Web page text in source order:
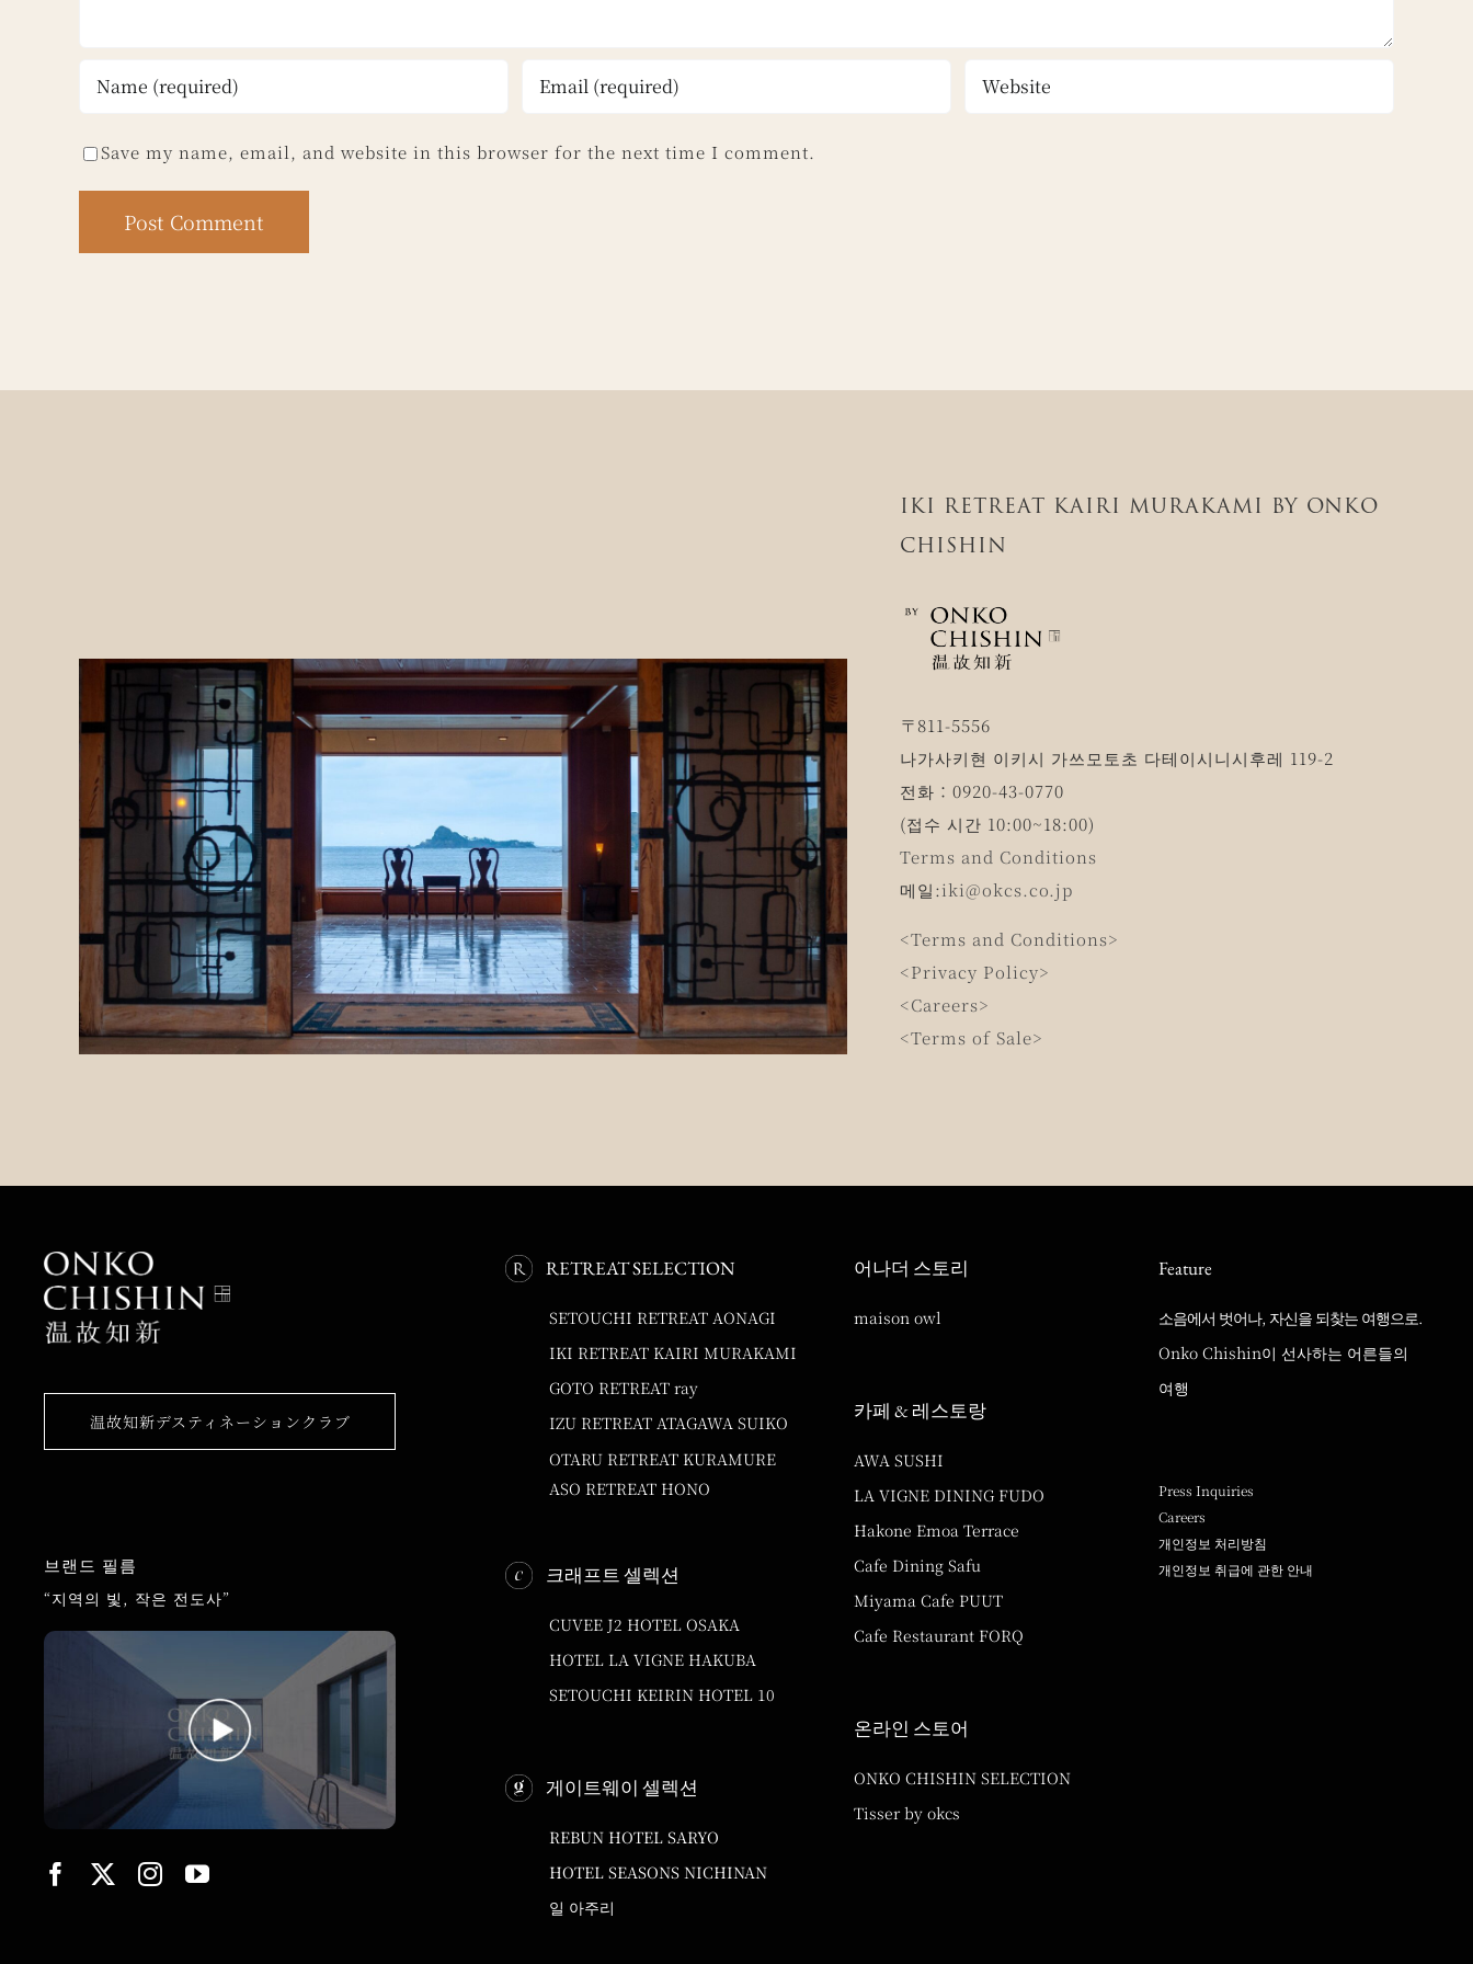
Save my name, email, and website in this browser for the next time I comment.
IKI RETREAT KAIRI MURAKAMI BY ONKO
CHISHIN
〒811-5556
나가사키현 이키시 가쓰모토초 다테이시니시후레 119-2
전화：0920-43-0770
(접수 시간 10:00~18:00)
Terms and Conditions
메일:iki@okcs.co.jp
<Terms and Conditions>
<Privacy Policy>
<Careers>
<Terms of Sale>
温故知新デスティネーションクラブ
브랜드 필름
“지역의 빛, 작은 전도사”
RETREAT SELECTION
SETOUCHI RETREAT AONAGI
IKI RETREAT KAIRI MURAKAMI
GOTO RETREAT ray
IZU RETREAT ATAGAWA SUIKO
OTARU RETREAT KURAMURE
ASO RETREAT HONO
크래프트 셀렉션
CUVEE J2 HOTEL OSAKA
HOTEL LA VIGNE HAKUBA
SETOUCHI KEIRIN HOTEL 10
게이트웨이 셀렉션
REBUN HOTEL SARYO
HOTEL SEASONS NICHINAN
일 아주리
어나더 스토리
maison owl
카페 & 레스토랑
AWA SUSHI
LA VIGNE DINING FUDO
Hakone Emoa Terrace
Cafe Dining Safu
Miyama Cafe PUUT
Cafe Restaurant FORQ
온라인 스토어
ONKO CHISHIN SELECTION
Tisser by okcs
Feature
소음에서 벗어나, 자신을 되찾는 여행으로.
Onko Chishin이 선사하는 어른들의
여행
Press Inquiries
Careers
개인정보 처리방침
개인정보 취급에 관한 안내